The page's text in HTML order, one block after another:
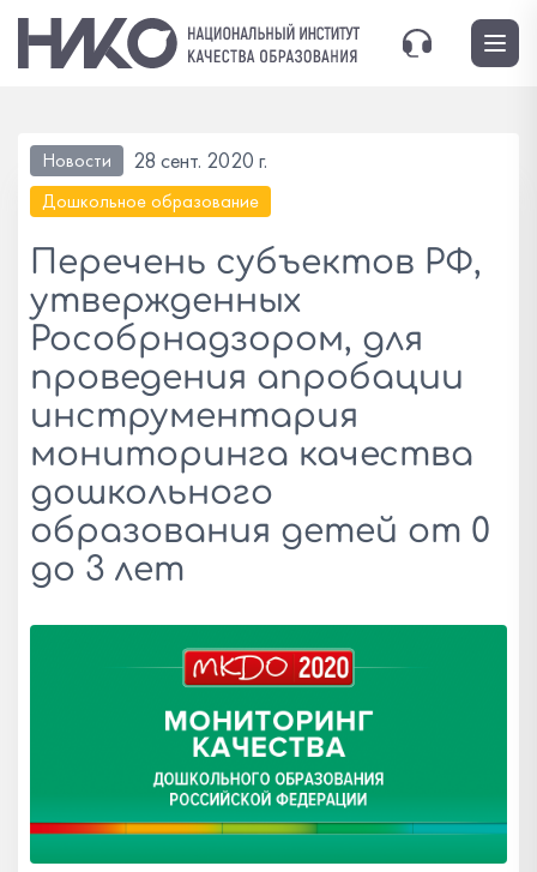
Новости 28 сент. 2020 г.
Дошкольное образование
Перечень субъектов РФ,
утвержденных
Рособрнадзором, для
проведения апробации
инструментария
мониторинга качества
дошкольного
образования детей от 0
до 3 лет